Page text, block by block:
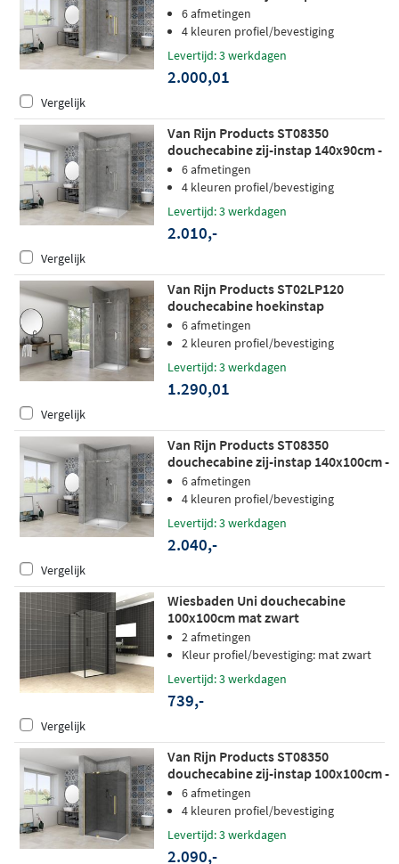
helder glas - mat messing
6 afmetingen
4 kleuren profiel/bevestiging
Levertijd: 3 werkdagen
2.000,01
Vergelijk
Van Rijn Products ST08350
douchecabine zij-instap 140x90cm -
helder glas - RVS
6 afmetingen
4 kleuren profiel/bevestiging
Levertijd: 3 werkdagen
2.010,-
Vergelijk
Van Rijn Products ST02LP120
douchecabine hoekinstap
100x100cm chroom
6 afmetingen
2 kleuren profiel/bevestiging
Levertijd: 3 werkdagen
1.290,01
Vergelijk
Van Rijn Products ST08350
douchecabine zij-instap 140x100cm -
helder glas - RVS
6 afmetingen
4 kleuren profiel/bevestiging
Levertijd: 3 werkdagen
2.040,-
Vergelijk
Wiesbaden Uni douchecabine
100x100cm mat zwart
2 afmetingen
Kleur profiel/bevestiging: mat zwart
Levertijd: 3 werkdagen
739,-
Vergelijk
Van Rijn Products ST08350
douchecabine zij-instap 100x100cm -
grijs rookglas - mat messing
6 afmetingen
4 kleuren profiel/bevestiging
Levertijd: 3 werkdagen
2.090,-